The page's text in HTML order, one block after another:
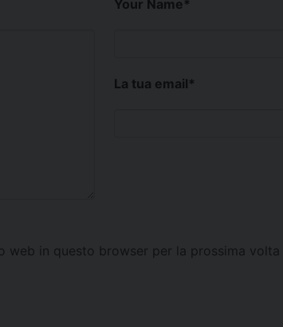
Your Name*
La tua email*
web in questo browser per la prossima